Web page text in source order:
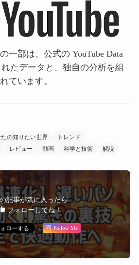
一部は、公式の YouTube Data
たデータと、独自の分析を組
ています。
の知りたい世界
トレンド
レビュー 動画 科学と技術 解説
記事が気に入ったら
フォローしてね！
Follow Me